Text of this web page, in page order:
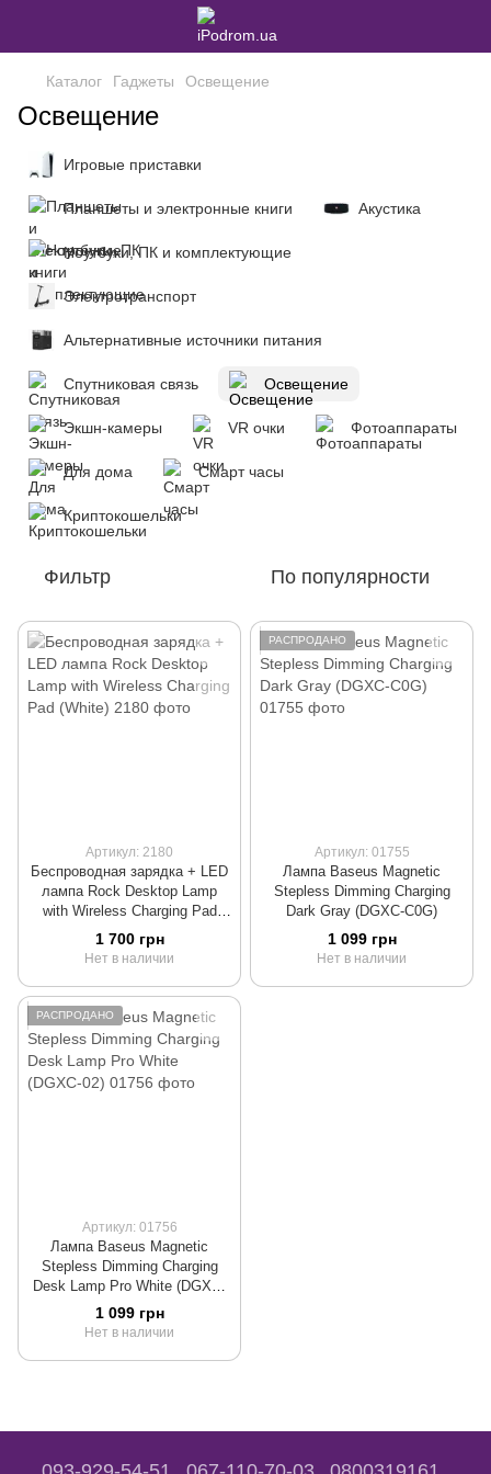
Каталог Гаджеты Освещение
Освещение
Игровые приставки
Планшеты и электронные книги Акустика
Ноутбуки, ПК и комплектующие
Электротранспорт
Альтернативные источники питания
Спутниковая связь Освещение
Экшн-камеры VR очки Фотоаппараты
Для дома Смарт часы
Криптокошельки
Фильтр По популярности
Артикул: 2180
Беспроводная зарядка + LED
лампа Rock Desktop Lamp
with Wireless Charging Pad
(White)
1 700 грн
Нет в наличии
РАСПРОДАНО
Артикул: 01755
Лампа Baseus Magnetic
Stepless Dimming Charging
Dark Gray (DGXC-C0G)
1 099 грн
Нет в наличии
РАСПРОДАНО
Артикул: 01756
Лампа Baseus Magnetic
Stepless Dimming Charging
Desk Lamp Pro White (DGXC-
02)
1 099 грн
Нет в наличии